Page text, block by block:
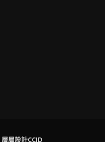
層層設計CCID